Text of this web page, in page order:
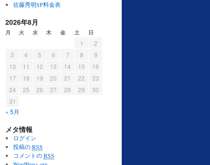
佐藤秀明SP料金表
2026年8月
月 火 水 木 金 土 日
« 5月
1
2
3
4 5 6 7 8
9
10
11 12 13 14 15
16
17
18 19 20 21 22
23
24
25 26 27 28 29
30
31
メタ情報
ログイン
投稿のRSS
コメントのRSS